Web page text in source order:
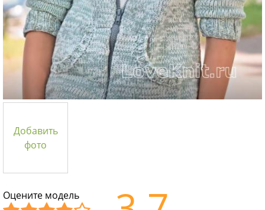
Добавить
фото
Оцените модель